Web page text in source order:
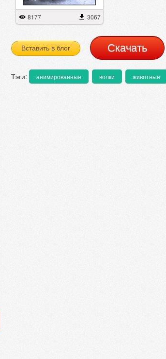
8177 3067
Вставить в блог Cкачать
Тэги: анимированные волки животные